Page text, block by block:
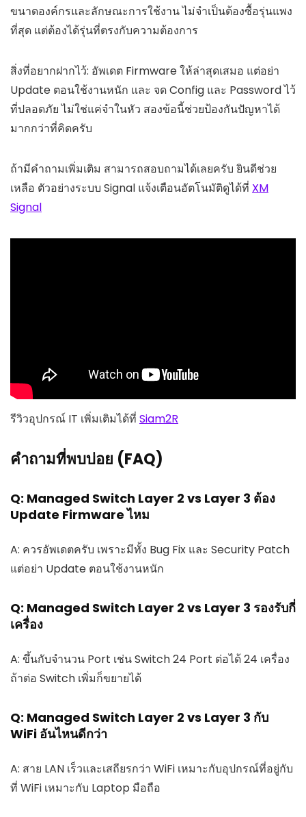
ขนาดองค์กรและลักษณะการใช้งาน ไม่จำเป็นต้องซื้อรุ่นแพง
ที่สุด แต่ต้องได้รุ่นที่ตรงกับความต้องการ
สิ่งที่อยากฝากไว้: อัพเดต Firmware ให้ล่าสุดเสมอ แต่อย่า
Update ตอนใช้งานหนัก และ จด Config และ Password ไว้
ที่ปลอดภัย ไม่ใช่แค่จำในหัว สองข้อนี้ช่วยป้องกันปัญหาได้
มากกว่าที่คิดครับ
ถ้ามีคำถามเพิ่มเติม สามารถสอบถามได้เลยครับ ยินดีช่วย
เหลือ ตัวอย่างระบบ Signal แจ้งเตือนอัตโนมัติดูได้ที่ XM
Signal
รีวิวอุปกรณ์ IT เพิ่มเติมได้ที่ Siam2R
คำถามที่พบบ่อย (FAQ)
Q: Managed Switch Layer 2 vs Layer 3 ต้อง
Update Firmware ไหม
A: ควรอัพเดตครับ เพราะมีทั้ง Bug Fix และ Security Patch
แต่อย่า Update ตอนใช้งานหนัก
Q: Managed Switch Layer 2 vs Layer 3 รองรับกี่
เครื่อง
A: ขึ้นกับจำนวน Port เช่น Switch 24 Port ต่อได้ 24 เครื่อง
ถ้าต่อ Switch เพิ่มก็ขยายได้
Q: Managed Switch Layer 2 vs Layer 3 กับ
WiFi อันไหนดีกว่า
A: สาย LAN เร็วและเสถียรกว่า WiFi เหมาะกับอุปกรณ์ที่อยู่กับ
ที่ WiFi เหมาะกับ Laptop มือถือ